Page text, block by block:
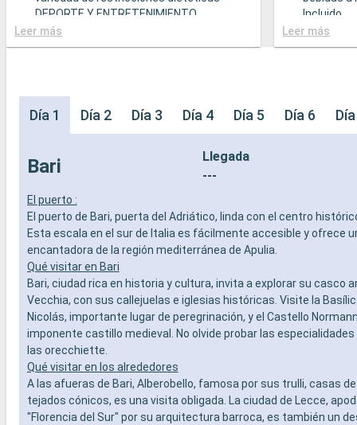
DEPORTE Y ENTRETENIMIENTO
- Programa variado de espectáculos en el
teatro al estilo de Broadway
panorámicas
- Actividades de entretenimiento para
- Actividades recreativas para niños
SERVICIOS
OTROS PRIVILEGIOS
- Puntos MSC Voyagers Club
Leer más
Incluido
- Bufé con
-
(sujeto a
prepago
-
teatro al
- Área de
-
adultos,
-
-
OTROS
- Puntos
Leer más
Día 1 Día 2 Día 3 Día 4 Día 5 Día 6
Bari
Llegada
---
El puerto :
El puerto de Bari, puerta del Adriático, linda con el centro
Esta escala en el sur de Italia es fácilmente accesible y ofrece
encantadora de la región mediterránea de Apulia.
Qué visitar en Bari
Bari, ciudad rica en historia y cultura, invita a explorar su casco
Vecchia, con sus callejuelas e iglesias históricas. Visite la
Nicolás, importante lugar de peregrinación, y el Castello
imponente castillo medieval. No olvide probar las
las orecchiette.
Qué visitar en los alrededores
A las afueras de Bari, Alberobello, famosa por sus trulli, casas
tejados cónicos, es una visita obligada. La ciudad de Lecce,
"Florencia del Sur" por su arquitectura barroca, es también un